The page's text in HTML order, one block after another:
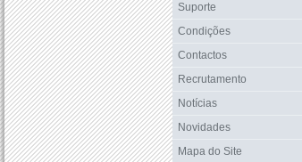
Suporte
Condições
Contactos
Recrutamento
Notícias
Novidades
Mapa do Site